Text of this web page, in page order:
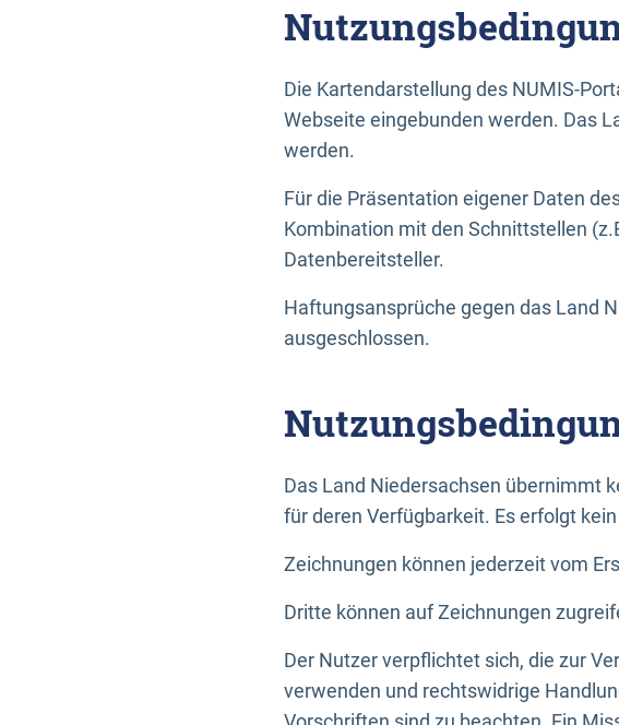
Die Kartendarstellung des NUMIS-
Webseite eingebunden werden. Das
werden.
Für die Präsentation eigener Daten
Kombination mit den Schnittstellen
Datenbereitsteller.
Haftungsansprüche gegen das Land
ausgeschlossen.
Das Land Niedersachsen übernimmt
für deren Verfügbarkeit. Es erfolgt
Zeichnungen können jederzeit vom
Dritte können auf Zeichnungen
Der Nutzer verpflichtet sich, die zur
verwenden und rechtswidrige